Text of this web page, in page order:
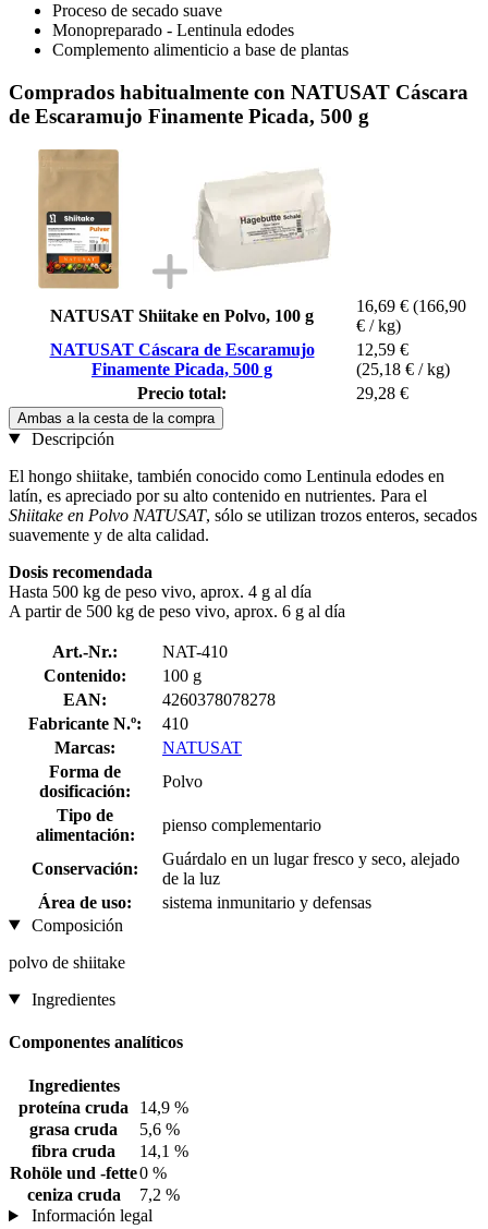
Proceso de secado suave
Monopreparado - Lentinula edodes
Complemento alimenticio a base de plantas
Comprados habitualmente con NATUSAT Cáscara
de Escaramujo Finamente Picada, 500 g
NATUSAT Shiitake en Polvo, 100 g
16,69 € (166,90
€ / kg)
NATUSAT Cáscara de Escaramujo
Finamente Picada, 500 g
12,59 €
(25,18 € / kg)
Precio total:
29,28 €
Ambas a la cesta de la compra
Descripción
El hongo shiitake, también conocido como Lentinula edodes en
latín, es apreciado por su alto contenido en nutrientes. Para el
Shiitake en Polvo NATUSAT, sólo se utilizan trozos enteros, secados
suavemente y de alta calidad.
Dosis recomendada
Hasta 500 kg de peso vivo, aprox. 4 g al día
A partir de 500 kg de peso vivo, aprox. 6 g al día
Art.-Nr.:
NAT-410
Contenido:
100 g
EAN:
4260378078278
Fabricante N.º:
410
Marcas:
NATUSAT
Forma de
dosificación:
Polvo
Tipo de
alimentación:
pienso complementario
Conservación:
Guárdalo en un lugar fresco y seco, alejado
de la luz
Área de uso:
sistema inmunitario y defensas
Composición
polvo de shiitake
Ingredientes
Componentes analíticos
Ingredientes
proteína cruda
14,9 %
grasa cruda
5,6 %
fibra cruda
14,1 %
Rohöle und -fette0 %
ceniza cruda
7,2 %
Información legal